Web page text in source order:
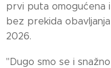
prvi puta omogućena
bez prekida
2026.
"Dugo smo se i